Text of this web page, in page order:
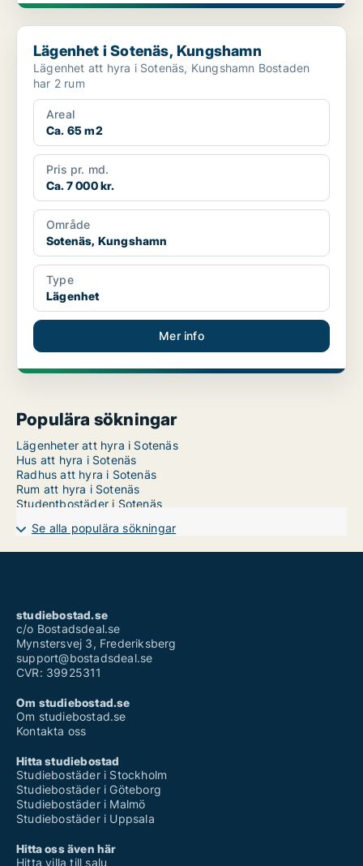
Lägenhet i Sotenäs, Kungshamn
Lägenhet i Sotenäs, Kungshamn
Lägenhet att hyra i Sotenäs, Kungshamn Bostaden
har 2 rum
Areal
Ca. 65 m2
Pris pr. md.
Ca. 7 000 kr.
Område
Sotenäs, Kungshamn
Type
Lägenhet
Mer info
Populära sökningar
Lägenheter att hyra i Sotenäs
Hus att hyra i Sotenäs
Radhus att hyra i Sotenäs
Rum att hyra i Sotenäs
Studentbostäder i Sotenäs
Se alla populära sökningar
studiebostad.se
c/o Bostadsdeal.se
Mynstersvej 3, Frederiksberg
support@bostadsdeal.se
CVR: 39925311
Om studiebostad.se
Om studiebostad.se
Kontakta oss
Hitta studiebostad
Studiebostäder i Stockholm
Studiebostäder i Göteborg
Studiebostäder i Malmö
Studiebostäder i Uppsala
Hitta oss även här
Hitta villa till salu